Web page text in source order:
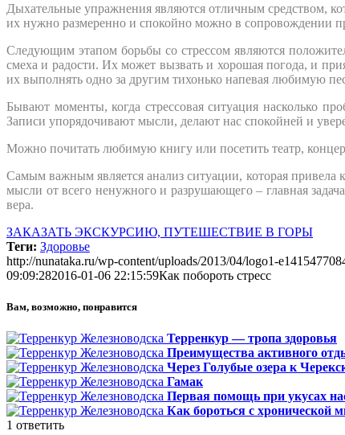
Дыхательные упражнения являются отличным средством,
их нужно размеренно и спокойно можно в сопровождении
Следующим этапом борьбы со стрессом являются
смеха и радости. Их может вызвать и хорошая погода, и
их выполнять одно за другим тихонько напевая любимую
Бывают моменты, когда стрессовая ситуация насколько
Записи упорядочивают мысли, делают нас спокойней и
Можно почитать любимую книгу или посетить театр,
Самым важным является анализ ситуации, которая привела
мысли от всего ненужного и разрушающего – главная
вера.
ЗАКАЗАТЬ ЭКСКУРСИЮ, ПУТЕШЕСТВИЕ В ГОРЫ
Теги: Здоровье
http://nunataka.ru/wp-content/uploads/2013/04/logo1-
09:09:282016-01-06 22:15:59Как побороть стресс
Вам, возможно, понравится
Терренкур — тропа здоровья
Преимущества активного
Через Голубые озера к
Гамак
Первая помощь при укусах
Как бороться с хронической
1 ответить